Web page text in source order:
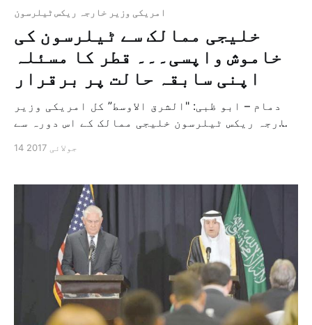
امریکی وزیر خارجہ ریکس ٹیلرسون
خلیجی ممالک سے ٹیلرسون کی
خاموش واپسی۔۔۔ قطر کا مسئلہ
اپنی سابقہ حالت پر برقرار
دمام – ابو ظبی: "الشرق الاوسط” کل امریکی وزیر
خارجہ ریکس ٹیلرسون خلیجی ممالک کے اس دورہ سے
کو حل کرنے کے لئے شروع کیا تھا۔ انہوں نے اس
جبکہ امریکی […]
14 جولائی 2017